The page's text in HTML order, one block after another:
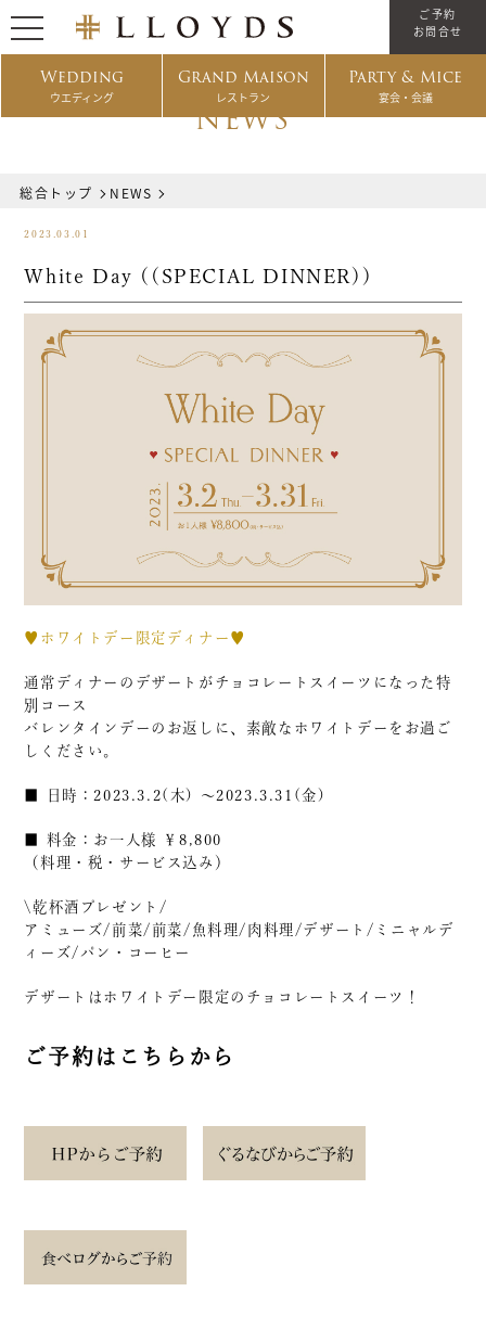
Wedding
ウエディング
Grand Maison
レストラン
Party & Mice
宴会・会議
ご予約
お問合せ
NEWS
総合トップ NEWS
2023.03.01
White Day ((SPECIAL DINNER))
♥ホワイトデー限定ディナー♥
通常ディナーのデザートがチョコレートスイーツになった特
別コース
バレンタインデーのお返しに、素敵なホワイトデーをお過ご
しください。
■ 日時：2023.3.2(木) ～2023.3.31(金)
■ 料金：お一人様 ￥8,800
（料理・税・サービス込み）
\乾杯酒プレゼント/
アミューズ/前菜/前菜/魚料理/肉料理/デザート/ミニャルデ
ィーズ/パン・コーヒー
デザートはホワイトデー限定のチョコレートスイーツ！
ご予約はこちらから